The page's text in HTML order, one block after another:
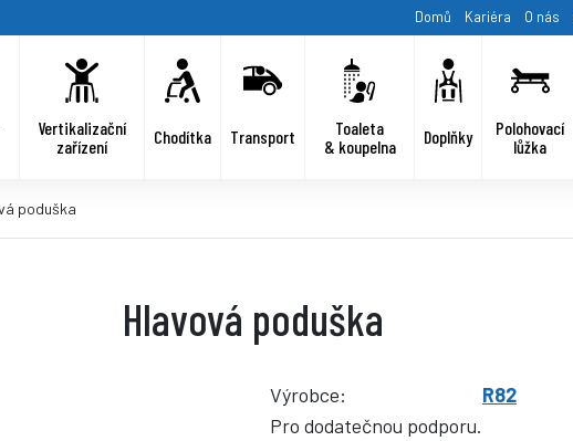
Domů Kariéra O nás
Vertikalizační
zařízení
Chodítka Transport
Toaleta
& koupelna
Doplňky
Polohovací
lůžka
poduška
Hlavová poduška
Výrobce:
R82
Pro dodatečnou podporu.